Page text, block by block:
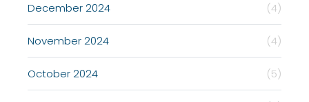
December 2024 (4)
November 2024 (4)
October 2024 (5)